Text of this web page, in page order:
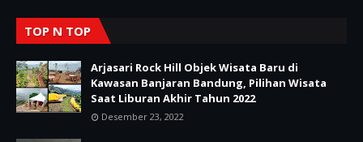
TOP N TOP
Arjasari Rock Hill Objek Wisata Baru di
Kawasan Banjaran Bandung, Pilihan Wisata
Saat Liburan Akhir Tahun 2022
Desember 23, 2022